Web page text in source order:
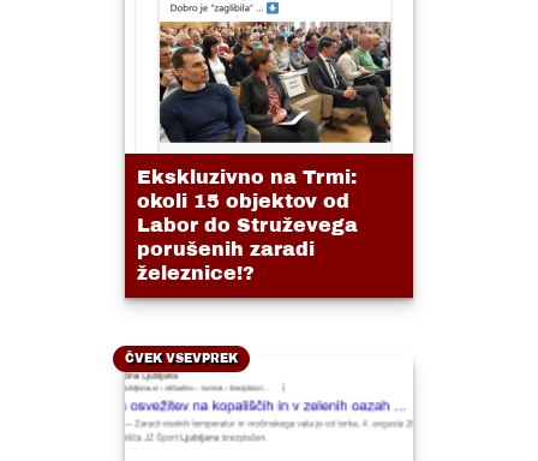
Ekskluzivno na Trmi:
okoli 15 objektov od
Labor do Struževega
porušenih zaradi
železnice!?
ČVEK VSEVPREK